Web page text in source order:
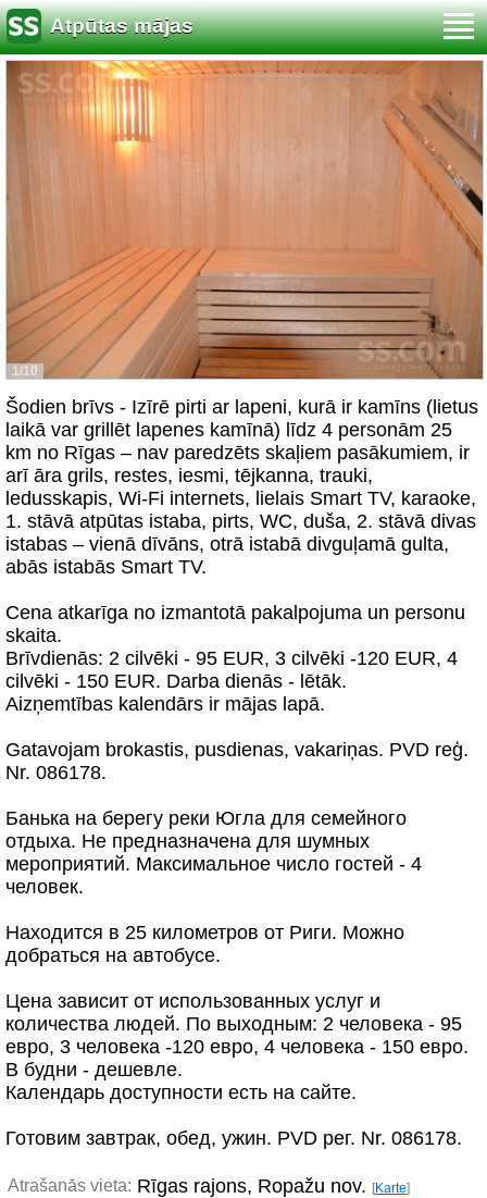
Atpūtas mājas
1/10
Šodien brīvs - Izīrē pirti ar lapeni, kurā ir kamīns (lietus
laikā var grillēt lapenes kamīnā) līdz 4 personām 25
km no Rīgas – nav paredzēts skaļiem pasākumiem, ir
arī āra grils, restes, iesmi, tējkanna, trauki,
ledusskapis, Wi-Fi internets, lielais Smart TV, karaoke,
1. stāvā atpūtas istaba, pirts, WC, duša, 2. stāvā divas
istabas – vienā dīvāns, otrā istabā divguļamā gulta,
abās istabās Smart TV.
Cena atkarīga no izmantotā pakalpojuma un personu
skaita.
Brīvdienās: 2 cilvēki - 95 EUR, 3 cilvēki -120 EUR, 4
cilvēki - 150 EUR. Darba dienās - lētāk.
Aizņemtības kalendārs ir mājas lapā.
Gatavojam brokastis, pusdienas, vakariņas. PVD reģ.
Nr. 086178.
Банька на берегу реки Югла для семейного
отдыха. Не предназначена для шумных
мероприятий. Максимальное число гостей - 4
человек.
Находится в 25 километров от Риги. Можно
добраться на автобусе.
Цена зависит от использованных услуг и
количества людей. По выходным: 2 человека - 95
евро, 3 человека -120 евро, 4 человека - 150 евро.
В будни - дешевле.
Календарь доступности есть на сайте.
Готовим завтрак, обед, ужин. PVD рег. Nr. 086178.
Atrašanās vieta: Rīgas rajons, Ropažu nov. [Karte]